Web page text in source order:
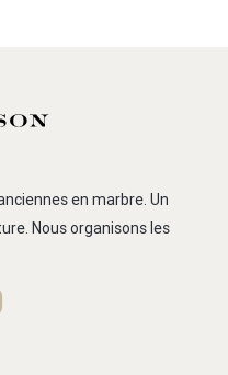
en marbre. Un
Nous organisons les